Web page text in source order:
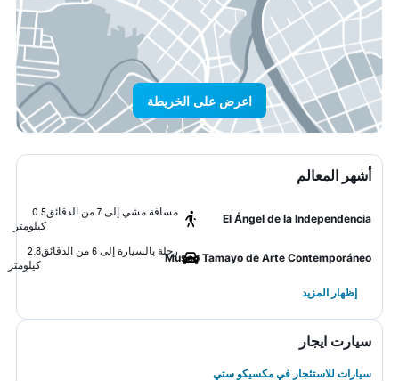
اعرض على الخريطة
أشهر المعالم
El Ángel de la Independencia
مسافة مشي إلى 7 من الدقائق
0.5
كيلومتر
Museo Tamayo de Arte Contemporáneo
رحلة بالسيارة إلى 6 من الدقائق
2.8
كيلومتر
إظهار المزيد
سيارت ايجار
سيارات للاستئجار في مكسيكو ستي